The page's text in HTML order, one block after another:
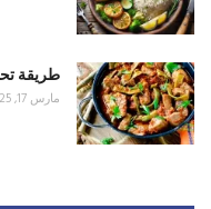
طريقة
مارس 17, 2025